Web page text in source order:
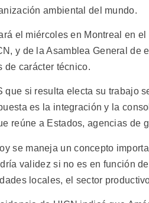
ambiental del mundo.
el miércoles en Montreal en
y de la Asamblea General de
de carácter técnico.
que si resulta electa su trabajo
es la integración y la
reúne a Estados, agencias de
se maneja un concepto
validez si no es en función
locales, el sector